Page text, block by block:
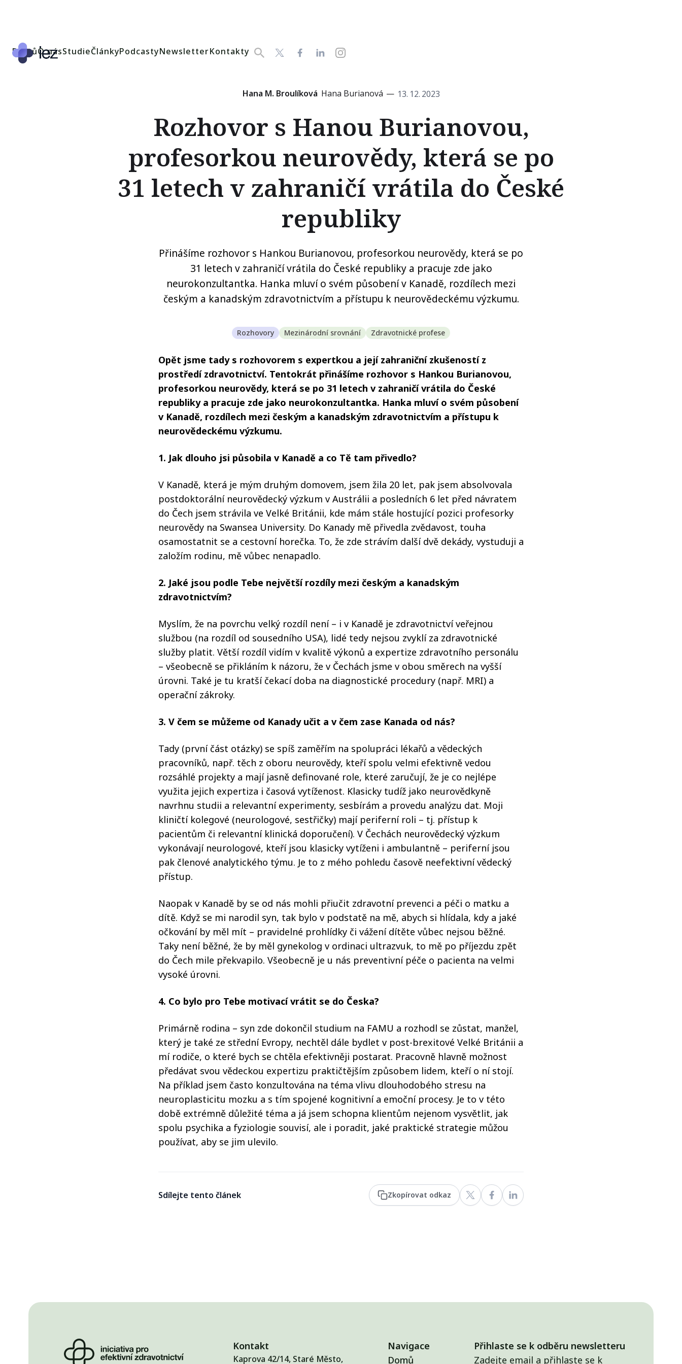
DomůO násStudieČlánkyPodcastyNewsletterKontakty
Hana M. Broulíková Hana Burianová — 13. 12. 2023
Rozhovor s Hanou Burianovou,
profesorkou neurovědy, která se po
31 letech v zahraničí vrátila do České
republiky
Přinášíme rozhovor s Hankou Burianovou, profesorkou neurovědy, která se po
31 letech v zahraničí vrátila do České republiky a pracuje zde jako
neurokonzultantka. Hanka mluví o svém působení v Kanadě, rozdílech mezi
českým a kanadským zdravotnictvím a přístupu k neurovědeckému výzkumu.
Rozhovory Mezinárodní srovnání Zdravotnické profese
Opět jsme tady s rozhovorem s expertkou a její zahraniční zkušeností z
prostředí zdravotnictví. Tentokrát přinášíme rozhovor s Hankou Burianovou,
profesorkou neurovědy, která se po 31 letech v zahraničí vrátila do České
republiky a pracuje zde jako neurokonzultantka. Hanka mluví o svém působení
v Kanadě, rozdílech mezi českým a kanadským zdravotnictvím a přístupu k
neurovědeckému výzkumu.
1. Jak dlouho jsi působila v Kanadě a co Tě tam přivedlo?
V Kanadě, která je mým druhým domovem, jsem žila 20 let, pak jsem absolvovala
postdoktorální neurovědecký výzkum v Austrálii a posledních 6 let před návratem
do Čech jsem strávila ve Velké Británii, kde mám stále hostující pozici profesorky
neurovědy na Swansea University. Do Kanady mě přivedla zvědavost, touha
osamostatnit se a cestovní horečka. To, že zde strávím další dvě dekády, vystuduji a
založím rodinu, mě vůbec nenapadlo.
2. Jaké jsou podle Tebe největší rozdíly mezi českým a kanadským
zdravotnictvím?
Myslím, že na povrchu velký rozdíl není – i v Kanadě je zdravotnictví veřejnou
službou (na rozdíl od sousedního USA), lidé tedy nejsou zvyklí za zdravotnické
služby platit. Větší rozdíl vidím v kvalitě výkonů a expertize zdravotního personálu
– všeobecně se přikláním k názoru, že v Čechách jsme v obou směrech na vyšší
úrovni. Také je tu kratší čekací doba na diagnostické procedury (např. MRI) a
operační zákroky.
3. V čem se můžeme od Kanady učit a v čem zase Kanada od nás?
Tady (první část otázky) se spíš zaměřím na spolupráci lékařů a vědeckých
pracovníků, např. těch z oboru neurovědy, kteří spolu velmi efektivně vedou
rozsáhlé projekty a mají jasně definované role, které zaručují, že je co nejlépe
využita jejich expertiza i časová vytíženost. Klasicky tudíž jako neurovědkyně
navrhnu studii a relevantní experimenty, sesbírám a provedu analýzu dat. Moji
kliničtí kolegové (neurologové, sestřičky) mají periferní roli – tj. přístup k
pacientům či relevantní klinická doporučení). V Čechách neurovědecký výzkum
vykonávají neurologové, kteří jsou klasicky vytíženi i ambulantně – periferní jsou
pak členové analytického týmu. Je to z mého pohledu časově neefektivní vědecký
přístup.
Naopak v Kanadě by se od nás mohli přiučit zdravotní prevenci a péči o matku a
dítě. Když se mi narodil syn, tak bylo v podstatě na mě, abych si hlídala, kdy a jaké
očkování by měl mít – pravidelné prohlídky či vážení dítěte vůbec nejsou běžné.
Taky není běžné, že by měl gynekolog v ordinaci ultrazvuk, to mě po příjezdu zpět
do Čech mile překvapilo. Všeobecně je u nás preventivní péče o pacienta na velmi
vysoké úrovni.
4. Co bylo pro Tebe motivací vrátit se do Česka?
Primárně rodina – syn zde dokončil studium na FAMU a rozhodl se zůstat, manžel,
který je také ze střední Evropy, nechtěl dále bydlet v post-brexitové Velké Británii a
mí rodiče, o které bych se chtěla efektivněji postarat. Pracovně hlavně možnost
předávat svou vědeckou expertizu praktičtějším způsobem lidem, kteří o ní stojí.
Na příklad jsem často konzultována na téma vlivu dlouhodobého stresu na
neuroplasticitu mozku a s tím spojené kognitivní a emoční procesy. Je to v této
době extrémně důležité téma a já jsem schopna klientům nejenom vysvětlit, jak
spolu psychika a fyziologie souvisí, ale i poradit, jaké praktické strategie můžou
používat, aby se jim ulevilo.
Sdílejte tento článek Zkopírovat odkaz
Kontakt
Kaprova 42/14, Staré Město,
Navigace
Domů
Přihlaste se k odběru newsletteru
Zadejte email a přihlaste se k